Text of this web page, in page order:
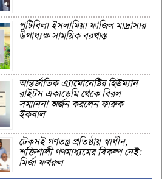
পুটিবিলা ইসলামিয়া ফাজিল মাদ্রাসার
উপাধ্যক্ষ সাময়িক বরখাস্ত
আন্তর্জাতিক এ্যামোনেষ্টির হিউম্যান
রাইটস একাডেমি থেকে বিরল
সম্মাননা অর্জন করলেন ফারুক
ইকবাল
টেকসই গণতন্ত্র প্রতিষ্ঠায় স্বাধীন,
শক্তিশালী গণমাধ্যমের বিকল্প নেই:
মির্জা ফখরুল